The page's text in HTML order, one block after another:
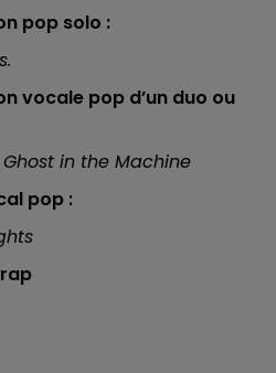
pop solo :
vocale pop d’un duo ou
Ghost in the Machine
pop :